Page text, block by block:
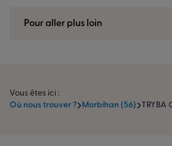
Pour aller plus loin
Vous êtes ici :
Où nous trouver ?
Morbihan (56) TRYBA